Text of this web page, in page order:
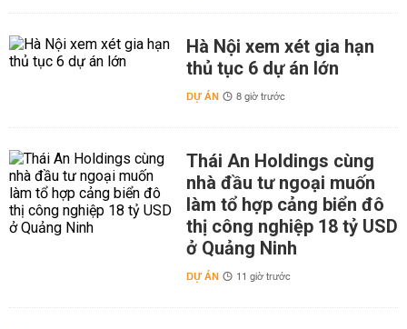
Hà Nội xem xét gia hạn
thủ tục 6 dự án lớn
DỰ ÁN 8 giờ trước
Thái An Holdings cùng
nhà đầu tư ngoại muốn
làm tổ hợp cảng biển đô
thị công nghiệp 18 tỷ USD
ở Quảng Ninh
DỰ ÁN 11 giờ trước